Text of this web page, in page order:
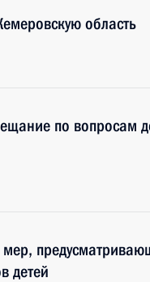
область
по вопросам
детей